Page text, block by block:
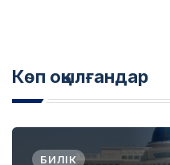
Көп оқылғандар
БИЛІК